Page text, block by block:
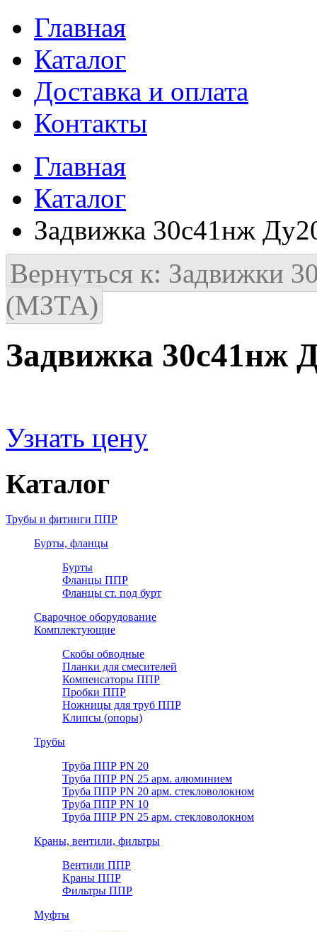
Главная
Каталог
Доставка и оплата
Контакты
Главная
Каталог
Задвижка 30с41нж
Вернуться к: Задвижки
(МЗТА)
Задвижка 30с41нж
Узнать цену
Каталог
Трубы и фитинги ППР
Бурты, фланцы
Бурты
Фланцы ППР
Фланцы ст. под бурт
Сварочное оборудование
Комплектующие
Скобы обводные
Планки для смесителей
Компенсаторы ППР
Пробки ППР
Ножницы для труб ППР
Клипсы (опоры)
Трубы
Труба ППР PN 20
Труба ППР PN 25 арм. алюминием
Труба ППР PN 20 арм. стекловолокном
Труба ППР PN 10
Труба ППР PN 25 арм. стекловолокном
Краны, вентили, фильтры
Вентили ППР
Краны ППР
Фильтры ППР
Муфты